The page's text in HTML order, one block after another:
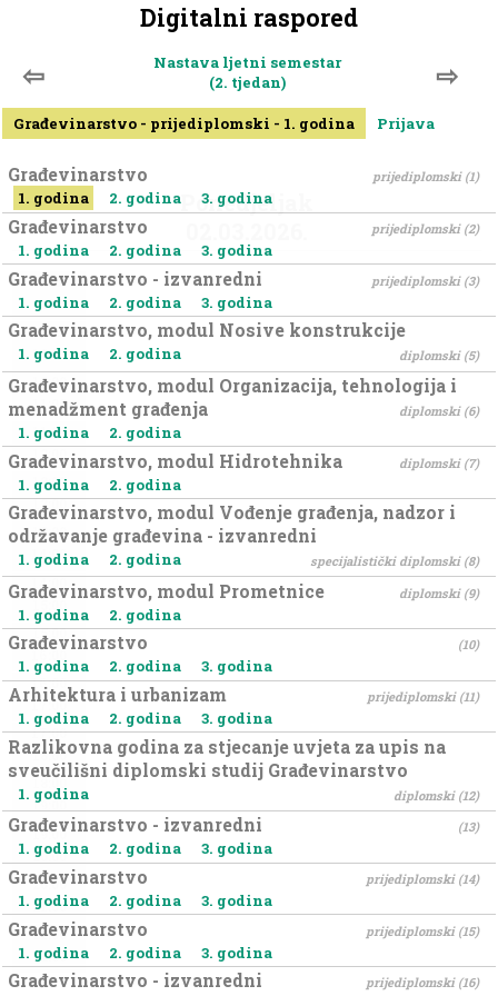
Digitalni raspored
⇦
Nastava ljetni semestar
(2. tjedan)
⇨
Građevinarstvo - prijediplomski - 1. godina Prijava
Građevinarstvo prijediplomski (1)
1. godina 2. godina 3. godina
Građevinarstvo prijediplomski (2)
1. godina 2. godina 3. godina
Građevinarstvo - izvanredni prijediplomski (3)
1. godina 2. godina 3. godina
Građevinarstvo, modul Nosive konstrukcije
diplomski (5)
1. godina 2. godina
Građevinarstvo, modul Organizacija, tehnologija i
menadžment građenja
diplomski (6)
1. godina 2. godina
Građevinarstvo, modul Hidrotehnika diplomski (7)
1. godina 2. godina
Građevinarstvo, modul Vođenje građenja, nadzor i
održavanje građevina - izvanredni
specijalistički diplomski (8)
1. godina 2. godina
Građevinarstvo, modul Prometnice diplomski (9)
1. godina 2. godina
Građevinarstvo (10)
1. godina 2. godina 3. godina
Arhitektura i urbanizam prijediplomski (11)
1. godina 2. godina 3. godina
Razlikovna godina za stjecanje uvjeta za upis na
sveučilišni diplomski studij Građevinarstvo
diplomski (12)
1. godina
Građevinarstvo - izvanredni (13)
1. godina 2. godina 3. godina
Građevinarstvo prijediplomski (14)
1. godina 2. godina 3. godina
Građevinarstvo prijediplomski (15)
1. godina 2. godina 3. godina
Građevinarstvo - izvanredni prijediplomski (16)
Ponedjeljak
8:00
9:00
9:00
10:00
10:00
11:00
11:00
12:00
12:00
13:00
13:00
14:00
14:00
15:00
16:00
17:00
17:00
18:00
19:00
19:00
20:00
20:00
21:00
21:00
22:00